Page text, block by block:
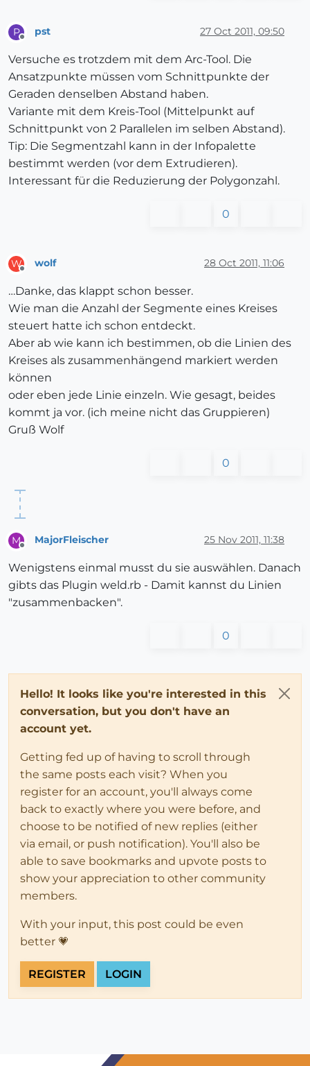
P pst 27 Oct 2011, 09:50
Versuche es trotzdem mit dem Arc-Tool. Die
Ansatzpunkte müssen vom Schnittpunkte der
Geraden denselben Abstand haben.
Variante mit dem Kreis-Tool (Mittelpunkt auf
Schnittpunkt von 2 Parallelen im selben Abstand).
Tip: Die Segmentzahl kann in der Infopalette
bestimmt werden (vor dem Extrudieren).
Interessant für die Reduzierung der Polygonzahl.
0
W wolf 28 Oct 2011, 11:06
…Danke, das klappt schon besser.
Wie man die Anzahl der Segmente eines Kreises
steuert hatte ich schon entdeckt.
Aber ab wie kann ich bestimmen, ob die Linien des
Kreises als zusammenhängend markiert werden
können
oder eben jede Linie einzeln. Wie gesagt, beides
kommt ja vor. (ich meine nicht das Gruppieren)
Gruß Wolf
0
M MajorFleischer 25 Nov 2011, 11:38
Wenigstens einmal musst du sie auswählen. Danach
gibts das Plugin weld.rb - Damit kannst du Linien
"zusammenbacken".
0
Hello! It looks like you're interested in this
conversation, but you don't have an
account yet.
Getting fed up of having to scroll through
the same posts each visit? When you
register for an account, you'll always come
back to exactly where you were before, and
choose to be notified of new replies (either
via email, or push notification). You'll also be
able to save bookmarks and upvote posts to
show your appreciation to other community
members.
With your input, this post could be even
better 💗
REGISTER LOGIN